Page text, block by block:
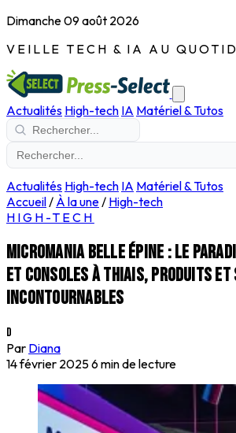
Dimanche 09 août 2026
VEILLE TECH & IA AU
Actualités High-tech IA Matériel & Tutos
Actualités High-tech IA Matériel & Tutos
Accueil/ À la une/ High-tech
HIGH-TECH
Micromania Belle Épine : le
et consoles à Thiais, produits et
incontournables
D
Par Diana
14 février 20256 min de lecture